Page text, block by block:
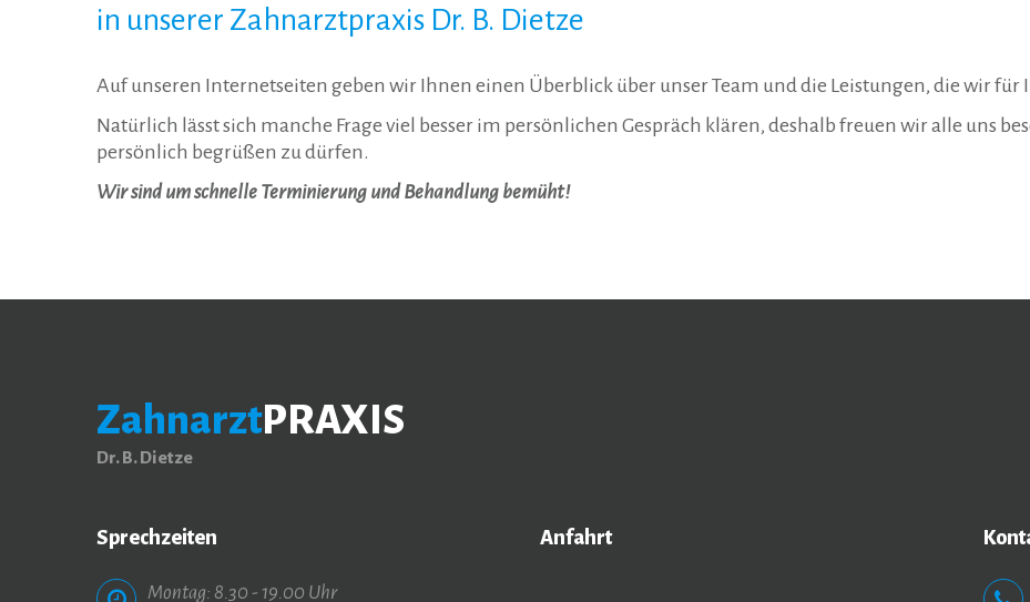
in unserer Zahnarztpraxis Dr. B. Dietze
Auf unseren Internetseiten geben wir Ihnen einen Überblick über unser Team und die Leistungen, die wir
Natürlich lässt sich manche Frage viel besser im persönlichen Gespräch klären, deshalb freuen wir alle uns
persönlich begrüßen zu dürfen.
Wir sind um schnelle Terminierung und Behandlung bemüht!
ZahnarztPRAXIS
Dr. B. Dietze
Sprechzeiten
Montag: 8.30 - 19.00 Uhr
Anfahrt